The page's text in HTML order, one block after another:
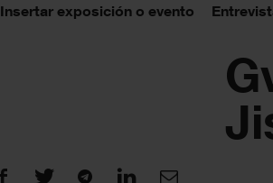
Insertar exposición o evento